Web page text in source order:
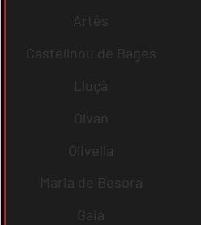
Artés
Castellnou de Bages
Lluçà
Olvan
Olivella
Maria de Besora
Gaià